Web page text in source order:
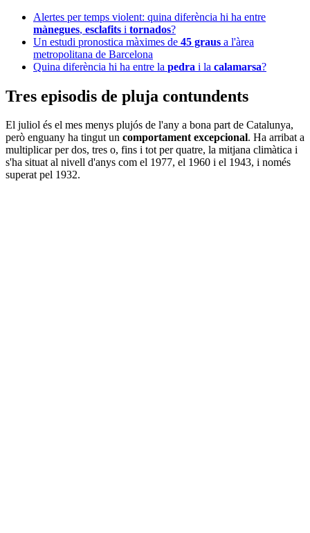
Alertes per temps violent: quina diferència hi ha entre
mànegues, esclafits i tornados?
Un estudi pronostica màximes de 45 graus a l'àrea
metropolitana de Barcelona
Quina diferència hi ha entre la pedra i la calamarsa?
Tres episodis de pluja contundents
El juliol és el mes menys plujós de l'any a bona part de Catalunya,
però enguany ha tingut un comportament excepcional. Ha arribat a
multiplicar per dos, tres o, fins i tot per quatre, la mitjana climàtica i
s'ha situat al nivell d'anys com el 1977, el 1960 i el 1943, i només
superat pel 1932.